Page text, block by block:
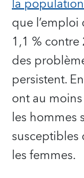
que
1,1 %
des
persistent.
ont au
les hommes
susceptibles
les femmes.